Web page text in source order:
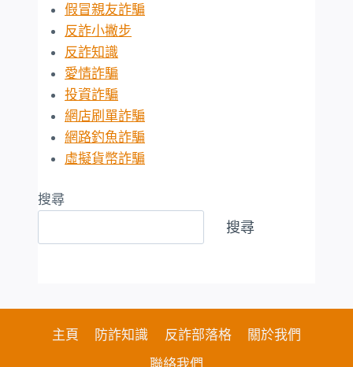
假冒親友詐騙
反詐小撇步
反詐知識
愛情詐騙
投資詐騙
網店刷單詐騙
網路釣魚詐騙
虛擬貨幣詐騙
搜尋
搜尋
主頁 防詐知識 反詐部落格
關於我們